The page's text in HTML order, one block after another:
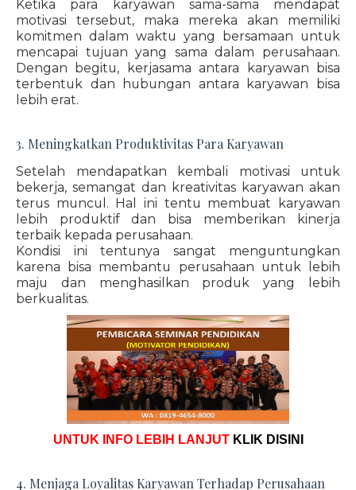
Ketika para karyawan sama-sama mendapat
motivasi tersebut, maka mereka akan memiliki
komitmen dalam waktu yang bersamaan untuk
mencapai tujuan yang sama dalam perusahaan.
Dengan begitu, kerjasama antara karyawan bisa
terbentuk dan hubungan antara karyawan bisa
lebih erat.
3. Meningkatkan Produktivitas Para Karyawan
Setelah mendapatkan kembali motivasi untuk
bekerja, semangat dan kreativitas karyawan akan
terus muncul. Hal ini tentu membuat karyawan
lebih produktif dan bisa memberikan kinerja
terbaik kepada perusahaan.
Kondisi ini tentunya sangat menguntungkan
karena bisa membantu perusahaan untuk lebih
maju dan menghasilkan produk yang lebih
berkualitas.
UNTUK INFO LEBIH LANJUT KLIK DISINI
4. Menjaga Loyalitas Karyawan Terhadap Perusahaan